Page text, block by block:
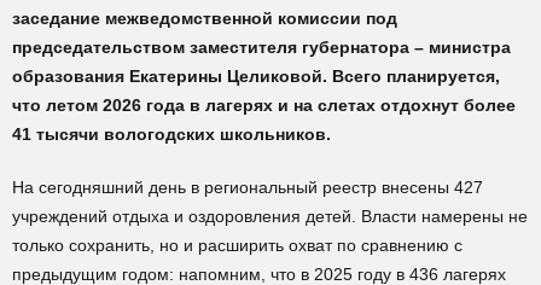
заседание межведомственной комиссии под
председательством заместителя губернатора – министра
образования Екатерины Целиковой. Всего планируется,
что летом 2026 года в лагерях и на слетах отдохнут более
41 тысячи вологодских школьников.
На сегодняшний день в региональный реестр внесены 427
учреждений отдыха и оздоровления детей. Власти намерены не
только сохранить, но и расширить охват по сравнению с
предыдущим годом: напомним, что в 2025 году в 436 лагерях